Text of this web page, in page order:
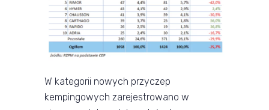
W kategorii nowych przyczep
kempingowych zarejestrowano w